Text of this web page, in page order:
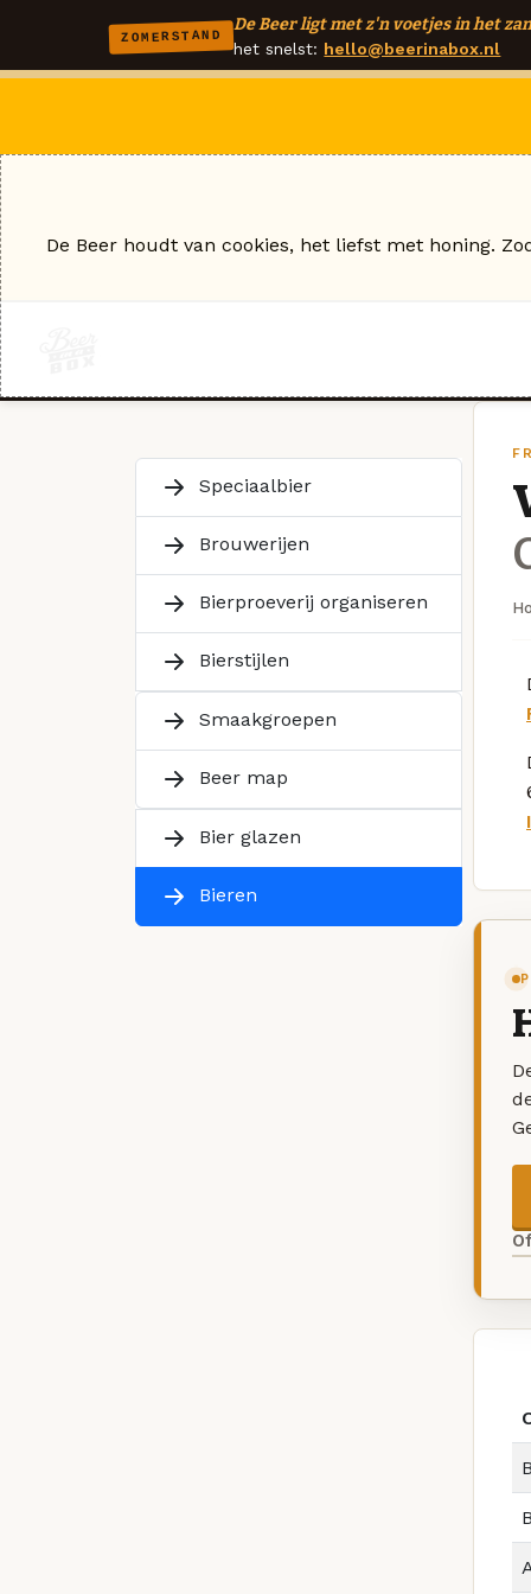
ZOMERSTAND
De Beer ligt met z'n voetjes in het
het snelst: hello@beerinabox.nl
Speciaalbier
Brouwerijen
Bierproeverij organiseren
Bierstijlen
Smaakgroepen
Beer map
Bier glazen
Bieren
De Beer houdt van cookies, het liefst met honing.